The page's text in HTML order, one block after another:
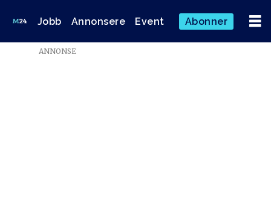
Jobb Annonsere Event Abonner
ANNONSE